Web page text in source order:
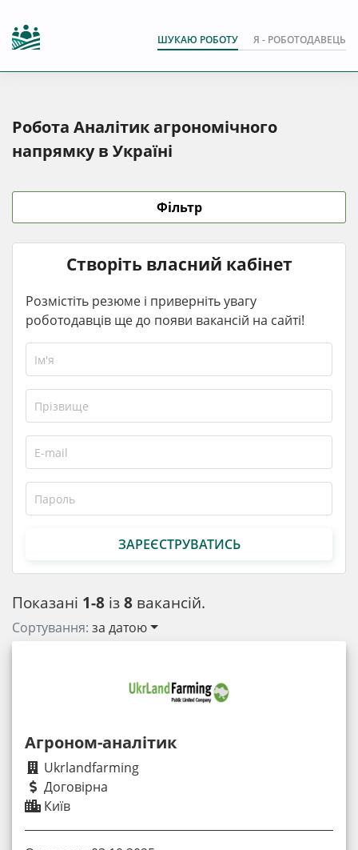
ШУКАЮ РОБОТУ Я - РОБОТОДАВЕЦЬ
Робота Аналітик агрономічного
напрямку в Україні
Показані 1-8 із8 вакансій.
Сортування: за датою
Агроном-аналітик
Ukrlandfarming
Договірна
Київ
Фільтр
Створіть власний кабінет
Розмістіть резюме і приверніть увагу
роботодавців ще до появи вакансій на сайті!
ЗАРЕЄСТРУВАТИСЬ